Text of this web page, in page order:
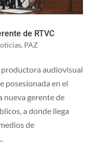
de RTVC
, PAZ
productora audiovisual
posesionada en el
nueva gerente de
a donde llega
de